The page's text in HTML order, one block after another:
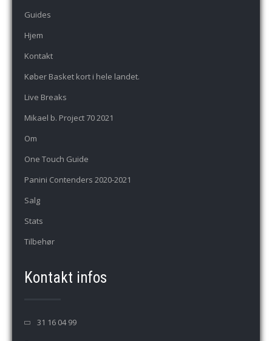
Guides
Hjem
Kontakt
Køber Basket kort i hele landet.
Live Breaks
Mikael b. Project 70 2021
Om
One Touch Guide
Panini Contenders 2020-2021
Salg
Stats
Tilbehør
Kontakt infos
31 16 04 99